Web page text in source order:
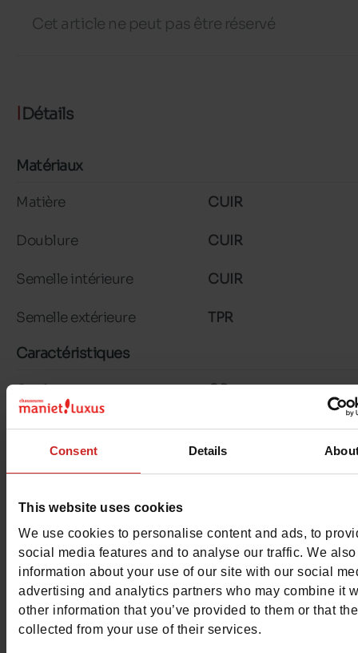
Consent Details
This website uses cookies
We use cookies to personalise content and ads, to
social media features and to analyse our traffic. We
information about your use of our site with our social
advertising and analytics partners who may combine it
other information that you’ve provided to them or that
collected from your use of their services.
Cet article ne peut pas être réservé
Détails
Matériaux
Matière CUIR
Doublure CUIR
Semelle intérieure CUIR
Semelle extérieure TPR
Caractéristiques
Couleur OR
Conseil largeur normal
Eco-score
Semelle amovible non
Chrome Sans
Plateau 0cm